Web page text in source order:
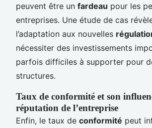
peuvent être un fardeau pour les
entreprises. Une étude de cas
l’adaptation aux nouvelles
nécessiter des investissements
parfois difficiles à supporter pour
structures.
Taux de conformité et son
réputation de l’entreprise
Enfin, le taux de conformité peut